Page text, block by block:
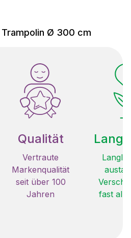
Trampolin Ø 300 cm
Qualität
Vertraute
Markenqualität
seit über 100
Jahren
fast